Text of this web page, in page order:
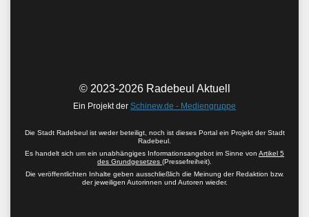
© 2023-2026 Radebeul Aktuell
Ein Projekt der Schinew.de - Mediengruppe
Die Stadt Radebeul ist weder beteiligt, noch ist dieses Portal ein Projekt der Stadt
Radebeul.
Es handelt sich um ein unabhängiges Informationsangebot im Sinne von Artikel 5
des Grundgesetzes (Pressefreiheit).
Die veröffentlichten Inhalte geben ausschließlich die Meinung der Redaktion bzw.
der jeweiligen Autorinnen und Autoren wieder.